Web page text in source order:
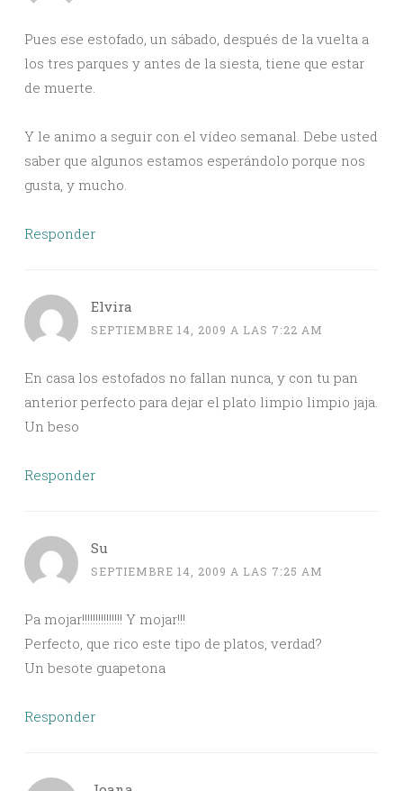
Pues ese estofado, un sábado, después de la vuelta a
los tres parques y antes de la siesta, tiene que estar
de muerte.
Y le animo a seguir con el vídeo semanal. Debe usted
saber que algunos estamos esperándolo porque nos
gusta, y mucho.
Responder
Elvira
SEPTIEMBRE 14, 2009 A LAS 7:22 AM
En casa los estofados no fallan nunca, y con tu pan
anterior perfecto para dejar el plato limpio limpio jaja.
Un beso
Responder
Su
SEPTIEMBRE 14, 2009 A LAS 7:25 AM
Pa mojar!!!!!!!!!!!!!!! Y mojar!!!
Perfecto, que rico este tipo de platos, verdad?
Un besote guapetona
Responder